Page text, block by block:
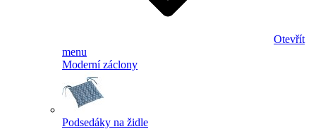
Otevřít
menu
Moderní záclony
Podsedáky na židle